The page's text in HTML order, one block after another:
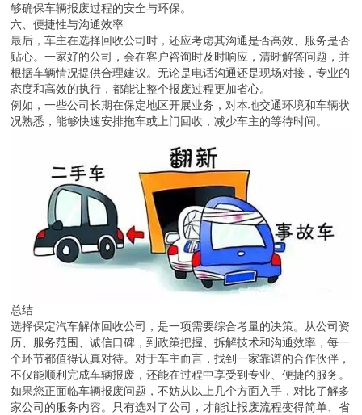
够确保车辆报废过程的安全与环保。
六、便捷性与沟通效率
最后，车主在选择回收公司时，还应考虑其沟通是否高效、服务是否
贴心。一家好的公司，会在客户咨询时及时响应，清晰解答问题，并
根据车辆情况提供合理建议。无论是电话沟通还是现场对接，专业的
态度和高效的执行，都能让整个报废过程更加省心。
例如，一些公司长期在保定地区开展业务，对本地交通环境和车辆状
况熟悉，能够快速安排拖车或上门回收，减少车主的等待时间。
总结
选择保定汽车解体回收公司，是一项需要综合考量的决策。从公司资
历、服务范围、诚信口碑，到政策把握、拆解技术和沟通效率，每一
个环节都值得认真对待。对于车主而言，找到一家靠谱的合作伙伴，
不仅能顺利完成车辆报废，还能在过程中享受到专业、便捷的服务。
如果您正面临车辆报废问题，不妨从以上几个方面入手，对比了解多
家公司的服务内容。只有选对了公司，才能让报废流程变得简单、省